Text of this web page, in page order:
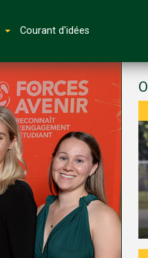
Courant d'idées